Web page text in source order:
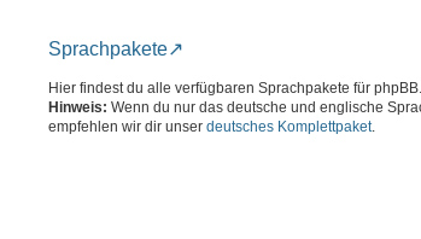
Sprachpakete
Hier findest du alle verfügbaren Sprachpakete für phpBB.
Hinweis: Wenn du nur das deutsche und englische
empfehlen wir dir unserdeutsches Komplettpaket.